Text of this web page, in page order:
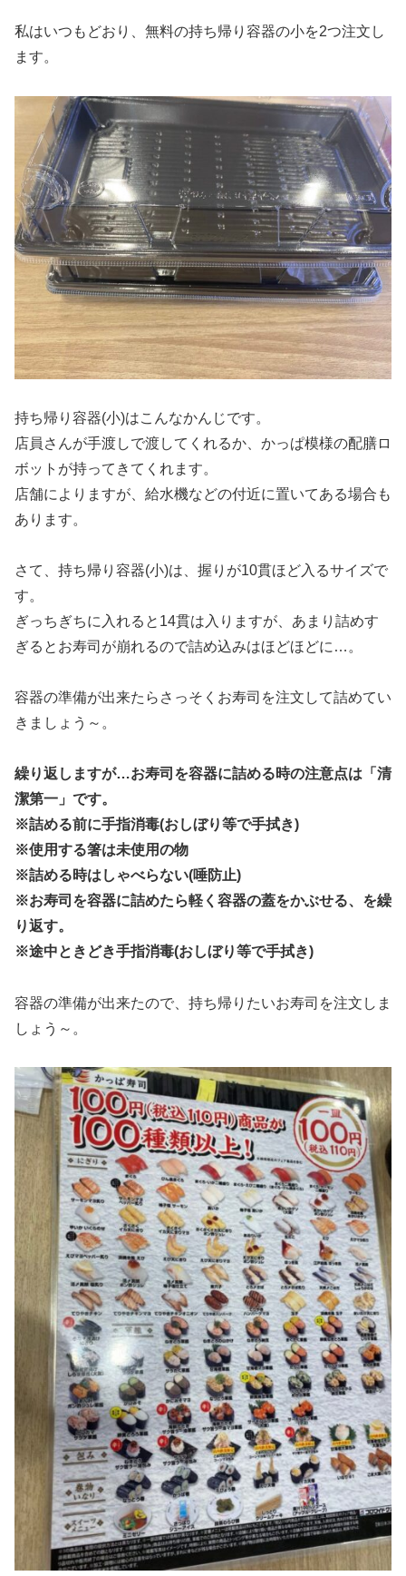
私はいつもどおり、無料の持ち帰り容器の小を2つ注文し
ます。
持ち帰り容器(小)はこんなかんじです。
店員さんが手渡しで渡してくれるか、かっぱ模様の配膳ロ
ボットが持ってきてくれます。
店舗によりますが、給水機などの付近に置いてある場合も
あります。
さて、持ち帰り容器(小)は、握りが10貫ほど入るサイズで
す。
ぎっちぎちに入れると14貫は入りますが、あまり詰めす
ぎるとお寿司が崩れるので詰め込みはほどほどに…。
容器の準備が出来たらさっそくお寿司を注文して詰めてい
きましょう～。
繰り返しますが…お寿司を容器に詰める時の注意点は「清
潔第一」です。
※詰める前に手指消毒(おしぼり等で手拭き)
※使用する箸は未使用の物
※詰める時はしゃべらない(唾防止)
※お寿司を容器に詰めたら軽く容器の蓋をかぶせる、を繰
り返す。
※途中ときどき手指消毒(おしぼり等で手拭き)
容器の準備が出来たので、持ち帰りたいお寿司を注文しま
しょう～。